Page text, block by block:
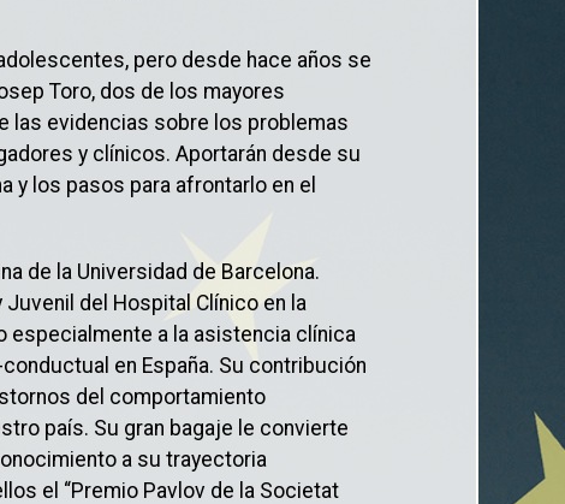
pero desde hace años se
Toro, dos de los mayores
las evidencias sobre los problemas
y clínicos. Aportarán desde su
y los pasos para afrontarlo en el
de la Universidad de Barcelona.
del Hospital Clínico en la
especialmente a la asistencia clínica
en España. Su contribución
del comportamiento
país. Su gran bagaje le convierte
a su trayectoria
el “Premio Pavlov de la Societat